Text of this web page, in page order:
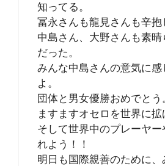
知ってる。
冨永さんも龍見さんも辛抱
中島さん、大野さんも素
だった。
みんな中島さんの意気に
よ。
団体と男女優勝おめでとう
ますますオセロを世界に拡
そして世界中のプレーヤ
れよう！！
明日も国際親善のために